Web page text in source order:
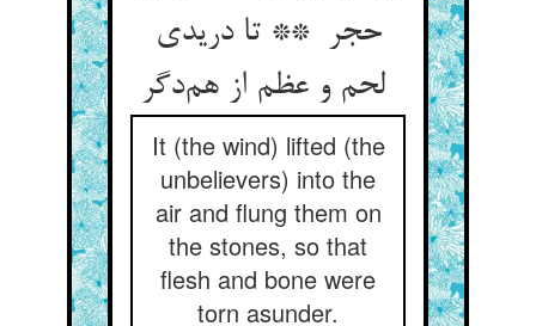
حجر ** تا دریدی
It (the wind) lifted (the
unbelievers) into the
air and flung them on
the stones, so that
flesh and bone were
torn asunder.